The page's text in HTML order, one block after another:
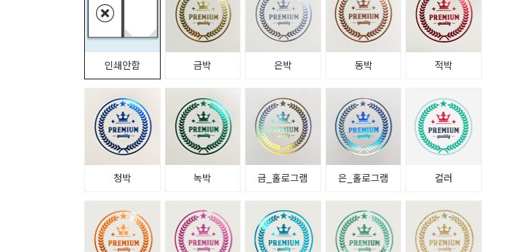
인쇄안함 금박 은박 동박 적박
청박 녹박 금_홀로그램 은_홀로그램 컬러